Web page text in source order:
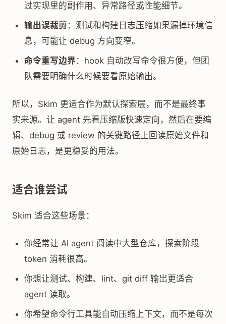
过实现里的副作用、异常路径或性能细节。
输出误裁剪 ：测试和构建日志压缩如果漏掉环境信
息，可能让 debug 方向变窄。
命令重写边界 ：hook 自动改写命令很方便，但团
队需要明确什么时候要看原始输出。
所以，Skim 更适合作为默认探索层，而不是最终事
实来源。让 agent 先看压缩版快速定向，然后在要编
辑、debug 或 review 的关键路径上回读原始文件和
原始日志，是更稳妥的用法。
适合谁尝试
Skim 适合这些场景：
你经常让 AI agent 阅读中大型仓库，探索阶段
token 消耗很高。
你想让测试、构建、lint、git diff 输出更适合
agent 读取。
你希望命令行工具能自动压缩上下文，而不是每次